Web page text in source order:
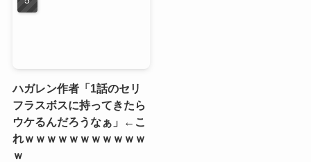
ハガレン作者「1話のセリ
フラスボスに持ってきたら
ウケるんだろうなぁ」←こ
れｗｗｗｗｗｗｗｗｗｗｗ
ｗ